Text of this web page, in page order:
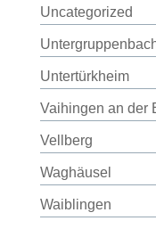
Uncategorized
Untertürkheim
Vaihingen an der
Vellberg
Waghäusel
Waiblingen